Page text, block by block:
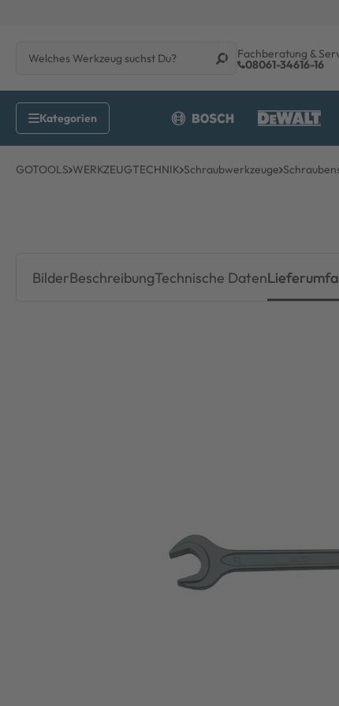
Fachberatung &
08061-34616-16
GOTOOLS WERKZEUGTECHNIK Schraubwerkzeuge
BilderBeschreibungTechnische Daten